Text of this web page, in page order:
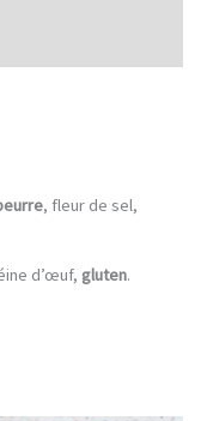
, fleur de sel,
d’œuf, gluten.